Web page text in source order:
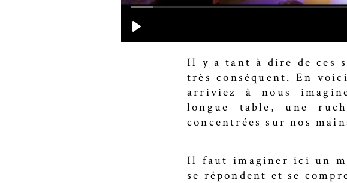
Il y a tant à dire de ces
très conséquent. En
arriviez à nous
longue table, une
concentrées sur nos
Il faut imaginer ici un
se répondent et se